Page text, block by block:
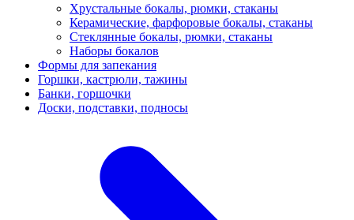
Хрустальные бокалы, рюмки, стаканы
Керамические, фарфоровые бокалы, стаканы
Стеклянные бокалы, рюмки, стаканы
Наборы бокалов
Формы для запекания
Горшки, кастрюли, тажины
Банки, горшочки
Доски, подставки, подносы